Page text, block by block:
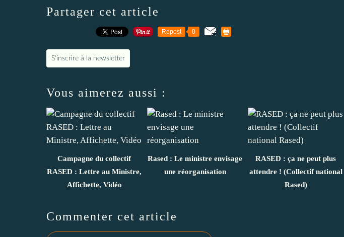
Partager cet article
Repost 0
S'inscrire à la newsletter
Vous aimerez aussi :
Campagne du collectif
RASED : Lettre au Ministre,
Affichette, Vidéo
Rased : Le ministre envisage
une réorganisation
RASED : ça ne peut plus
attendre ! (Collectif national
Rased)
Commenter cet article